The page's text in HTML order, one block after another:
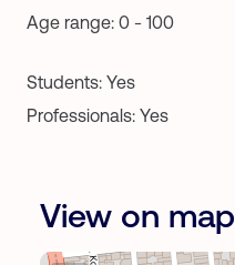
Age range: 0 - 100
Students: Yes
Professionals: Yes
View on map